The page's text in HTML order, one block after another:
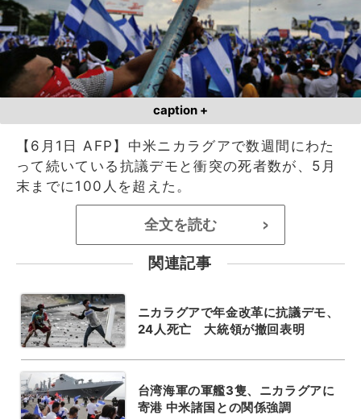
caption +
【6月1日 AFP】中米ニカラグアで数週間にわた
って続いている抗議デモと衝突の死者数が、5月
末までに100人を超えた。
全文を読む >
関連記事
ニカラグアで年金改革に抗議デモ、
24人死亡 大統領が撤回表明
台湾海軍の軍艦3隻、ニカラグアに
寄港 中米諸国との関係強調